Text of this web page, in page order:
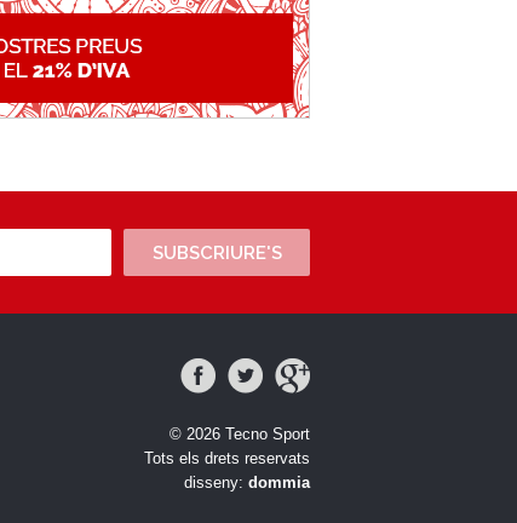
SUBSCRIURE'S
© 2026 Tecno Sport
Tots els drets reservats
disseny: dommia